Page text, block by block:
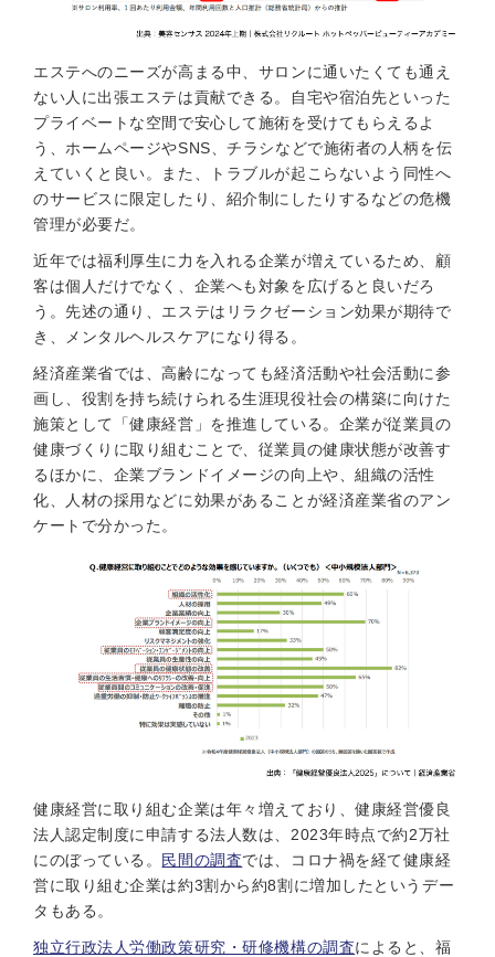
エステへのニーズが高まる中、サロンに通いたくても通え
ない人に出張エステは貢献できる。自宅や宿泊先といった
プライベートな空間で安心して施術を受けてもらえるよ
う、ホームページやSNS、チラシなどで施術者の人柄を伝
えていくと良い。また、トラブルが起こらないよう同性へ
のサービスに限定したり、紹介制にしたりするなどの危機
管理が必要だ。
近年では福利厚生に力を入れる企業が増えているため、顧
客は個人だけでなく、企業へも対象を広げると良いだろ
う。先述の通り、エステはリラクゼーション効果が期待で
き、メンタルヘルスケアになり得る。
経済産業省では、高齢になっても経済活動や社会活動に参
画し、役割を持ち続けられる生涯現役社会の構築に向けた
施策として「健康経営」を推進している。企業が従業員の
健康づくりに取り組むことで、従業員の健康状態が改善す
るほかに、企業ブランドイメージの向上や、組織の活性
化、人材の採用などに効果があることが経済産業省のアン
ケートで分かった。
健康経営に取り組む企業は年々増えており、健康経営優良
法人認定制度に申請する法人数は、2023年時点で約2万社
にのぼっている。 民間の調査では、コロナ禍を経て健康経
営に取り組む企業は約3割から約8割に増加したというデー
タもある。
独立行政法人労働政策研究・研修機構の調査によると、福